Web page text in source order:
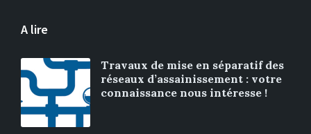
A lire
Travaux de mise en séparatif des
réseaux d’assainissement : votre
connaissance nous intéresse !